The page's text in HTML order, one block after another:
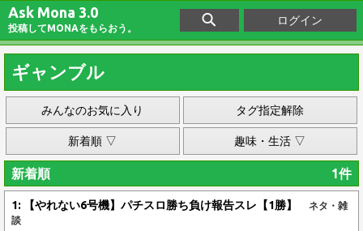
Ask Mona 3.0
投稿してMONAをもらおう。
ログイン
ギャンブル
みんなのお気に入り タグ指定解除
新着順 ▽ 趣味・生活 ▽
新着順 1件
1: 【やれない6号機】パチスロ勝ち負け報告スレ【1勝】 ネタ・雑
談